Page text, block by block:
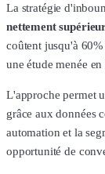
La stratégie
nettement
coûtent jusqu'à
une étude menée
L'approche permet
grâce aux données
automation et la
opportunité de